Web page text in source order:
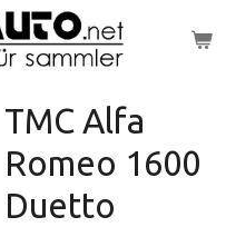
TMC Alfa
Romeo 1600
Duetto